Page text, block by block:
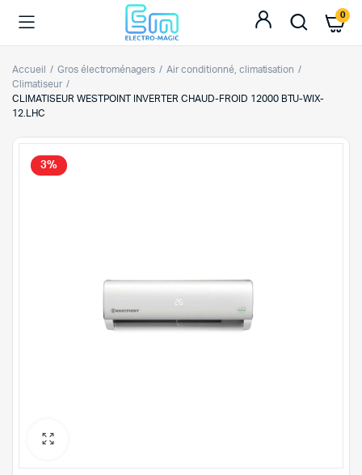
0
Accueil Gros électroménagers
Air conditionné, climatisation
Climatiseur
CLIMATISEUR WESTPOINT INVERTER CHAUD-FROID 12000 BTU-WIX-
12.LHC
3%